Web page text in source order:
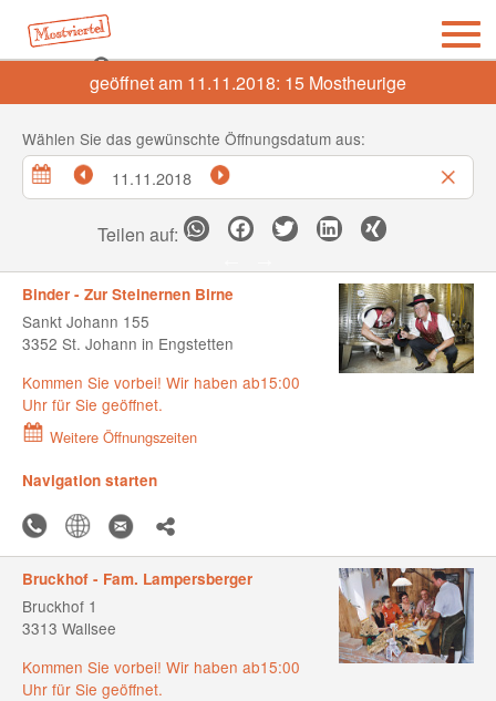
geöffnet am 11.11.2018: 15 Mostheurige
Wählen Sie das gewünschte Öffnungsdatum aus:
Teilen auf:
Binder - Zur Steinernen Birne
Sankt Johann 155
3352 St. Johann in Engstetten
Kommen Sie vorbei! Wir haben ab15:00
Uhr für Sie geöffnet.
Weitere Öffnungszeiten
Navigation starten
Bruckhof - Fam. Lampersberger
Bruckhof 1
3313 Wallsee
Kommen Sie vorbei! Wir haben ab15:00
Uhr für Sie geöffnet.